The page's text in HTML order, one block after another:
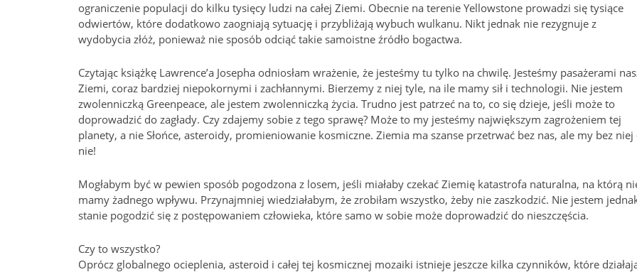
ograniczenie populacji do kilku tysięcy ludzi na całej Ziemi. Obecnie na terenie Yellowstone prowadzi się tysiące
odwiertów, które dodatkowo zaogniają sytuację i przybliżają wybuch wulkanu. Nikt jednak nie rezygnuje z
wydobycia złóż, ponieważ nie sposób odciąć takie samoistne źródło bogactwa.
Czytając książkę Lawrence’a Josepha odniosłam wrażenie, że jesteśmy tu tylko na chwilę. Jesteśmy pasażerami
Ziemi, coraz bardziej niepokornymi i zachłannymi. Bierzemy z niej tyle, na ile mamy sił i technologii. Nie jestem
zwolenniczką Greenpeace, ale jestem zwolenniczką życia. Trudno jest patrzeć na to, co się dzieje, jeśli może to
doprowadzić do zagłady. Czy zdajemy sobie z tego sprawę? Może to my jesteśmy największym zagrożeniem tej
planety, a nie Słońce, asteroidy, promieniowanie kosmiczne. Ziemia ma szanse przetrwać bez nas, ale my bez niej
nie!
Mogłabym być w pewien sposób pogodzona z losem, jeśli miałaby czekać Ziemię katastrofa naturalna, na którą
mamy żadnego wpływu. Przynajmniej wiedziałabym, że zrobiłam wszystko, żeby nie zaszkodzić. Nie jestem
stanie pogodzić się z postępowaniem człowieka, które samo w sobie może doprowadzić do nieszczęścia.
Czy to wszystko?
Oprócz globalnego ocieplenia, asteroid i całej tej kosmicznej mozaiki istnieje jeszcze kilka czynników, które